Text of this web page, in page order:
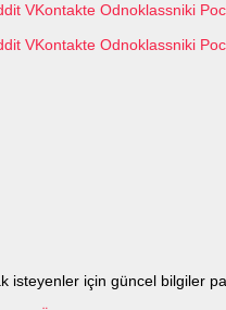
VKontakte Odnoklassniki
VKontakte Odnoklassniki
isteyenler için güncel bilgiler